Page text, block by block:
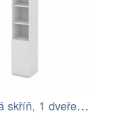
Nástavná skříň, 1 dveře - buk